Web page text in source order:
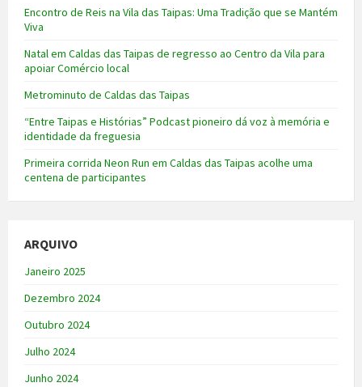
Encontro de Reis na Vila das Taipas: Uma Tradição que se Mantém
Viva
Natal em Caldas das Taipas de regresso ao Centro da Vila para
apoiar Comércio local
Metrominuto de Caldas das Taipas
“Entre Taipas e Histórias” Podcast pioneiro dá voz à memória e
identidade da freguesia
Primeira corrida Neon Run em Caldas das Taipas acolhe uma
centena de participantes
ARQUIVO
Janeiro 2025
Dezembro 2024
Outubro 2024
Julho 2024
Junho 2024